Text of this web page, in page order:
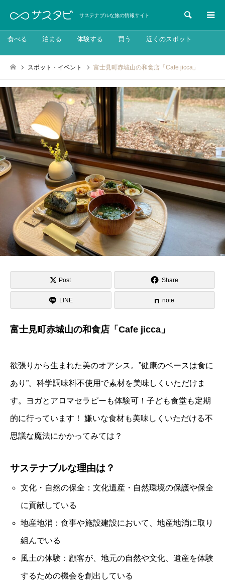
サステナブルな旅の情報サイト 検索
食べる 泊まる 体験する 買う 近くのスポット
スポット・イベント 富士見町赤城山の和食店「Cafe jicca」
Post Share
LINE note
富士見町赤城山の和食店「Cafe jicca」
欲張りから生まれた美のオアシス。”健康のベースは食に
あり”。科学調味料不使用で素材を美味しくいただけま
す。ヨガとアロマセラピーも体験可！子ども食堂も定期
的に行っています！ 嫌いな食材も美味しくいただける不
思議な魔法にかかってみては？
サステナブルな理由は？
文化・自然の保全：文化遺産・自然環境の保護や保全
に貢献している
地産地消：食事や施設建設において、地産地消に取り
組んでいる
風土の体験：顧客が、地元の自然や文化、遺産を体験
するための機会を創出している